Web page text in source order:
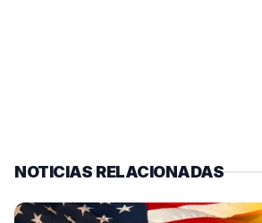
NOTICIAS RELACIONADAS